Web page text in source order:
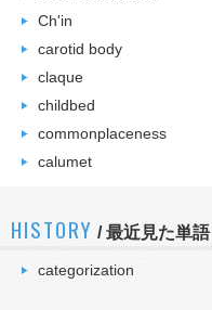
Ch'in
carotid body
claque
childbed
commonplaceness
calumet
HISTORY /最近見た単語
categorization